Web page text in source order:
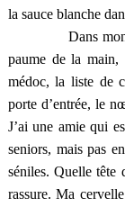
la sauce blanche
Dans mon
paume de la main,
médoc, la liste de
porte d’entrée, le
J’ai une amie qui
seniors, mais pas
séniles. Quelle tête
rassure. Ma